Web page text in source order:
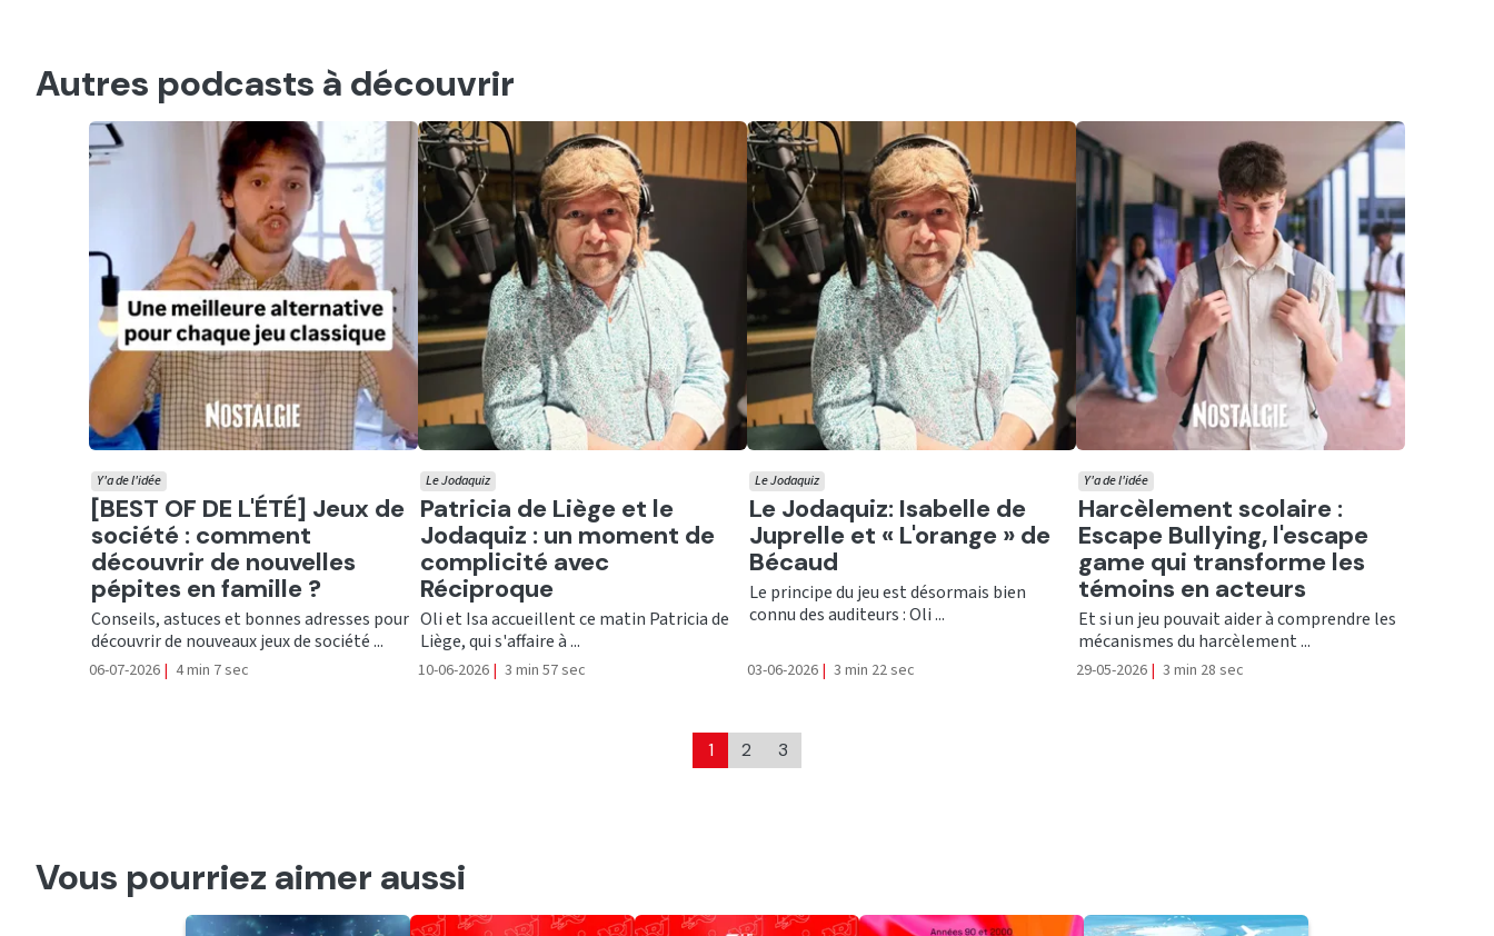
Autres podcasts à découvrir
Ecouter
[BEST OF DE L'ÉTÉ] Jeux de
société : comment
découvrir de nouvelles
pépites en famille ?
Y'a de l'idée
Conseils, astuces et bonnes adresses pour
découvrir de nouveaux jeux de société ...
06-07-2026 | 4 min 7 sec
Ecouter
Patricia de Liège et le
Jodaquiz : un moment de
complicité avec
Réciproque
Le Jodaquiz
Oli et Isa accueillent ce matin Patricia de
Liège, qui s'affaire à ...
10-06-2026 | 3 min 57 sec
Ecouter
Le Jodaquiz: Isabelle de
Juprelle et « L'orange » de
Bécaud
Le Jodaquiz
Le principe du jeu est désormais bien
connu des auditeurs : Oli ...
03-06-2026 | 3 min 22 sec
Ecouter
Harcèlement scolaire :
Escape Bullying, l'escape
game qui transforme les
témoins en acteurs
Y'a de l'idée
Et si un jeu pouvait aider à comprendre les
mécanismes du harcèlement ...
29-05-2026 | 3 min 28 sec
1 2 3
Vous pourriez aimer aussi